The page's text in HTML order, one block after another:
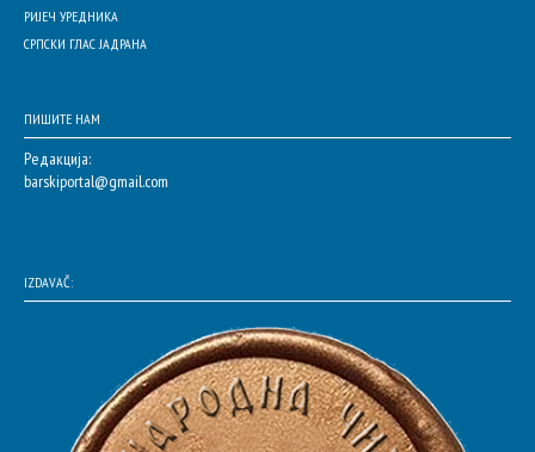
РИЈЕЧ УРЕДНИКА
СРПСКИ ГЛАС ЈАДРАНА
ПИШИТЕ НАМ
Редакција:
barskiportal@gmail.com
IZDAVAČ: